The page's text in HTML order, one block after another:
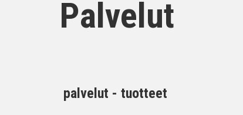
Palvelut
palvelut - tuotteet